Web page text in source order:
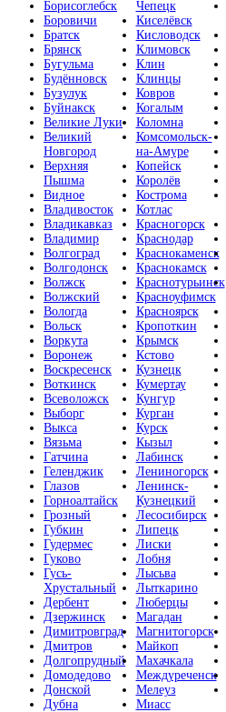
Борисоглебск
Боровичи
Братск
Брянск
Бугульма
Будённовск
Бузулук
Буйнакск
Великие Луки
Великий
Новгород
Верхняя
Пышма
Видное
Владивосток
Владикавказ
Владимир
Волгоград
Волгодонск
Волжск
Волжский
Вологда
Вольск
Воркута
Воронеж
Воскресенск
Воткинск
Всеволожск
Выборг
Выкса
Вязьма
Гатчина
Геленджик
Глазов
Горноалтайск
Грозный
Губкин
Гудермес
Гуково
Гусь-
Хрустальный
Дербент
Дзержинск
Димитровград
Дмитров
Долгопрудный
Домодедово
Донской
Дубна
Чепецк
Киселёвск
Кисловодск
Климовск
Клин
Клинцы
Ковров
Когалым
Коломна
Комсомольск-
на-Амуре
Копейск
Королёв
Кострома
Котлас
Красногорск
Краснодар
Краснокаменск
Краснокамск
Краснотурьинск
Красноуфимск
Красноярск
Кропоткин
Крымск
Кстово
Кузнецк
Кумертау
Кунгур
Курган
Курск
Кызыл
Лабинск
Лениногорск
Ленинск-
Кузнецкий
Лесосибирск
Липецк
Лиски
Лобня
Лысьва
Лыткарино
Люберцы
Магадан
Магнитогорск
Майкоп
Махачкала
Междуреченск
Мелеуз
Миасс